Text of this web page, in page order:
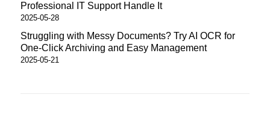
Professional IT Support Handle It
2025-05-28
Struggling with Messy Documents? Try AI OCR for
One-Click Archiving and Easy Management
2025-05-21